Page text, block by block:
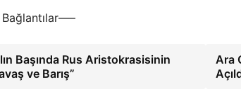
Başında Rus Aristokrasisinin
ve Barış”
Ara